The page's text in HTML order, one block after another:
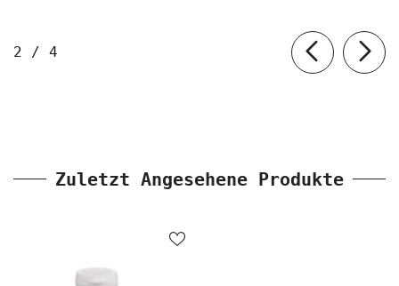
2 / von
4
Zuletzt Angesehene Produkte